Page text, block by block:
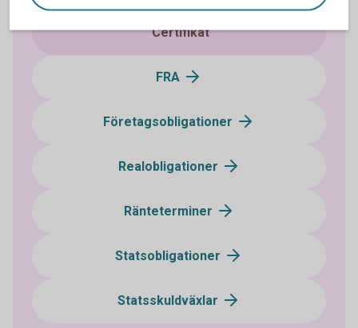
Certifikat
FRA
Företagsobligationer
Realobligationer
Ränteterminer
Statsobligationer
Statsskuldväxlar